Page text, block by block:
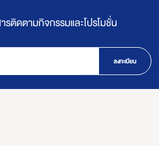
รติดตามกิจกรรมและโปรโมชั่น
ลงทะเบียน